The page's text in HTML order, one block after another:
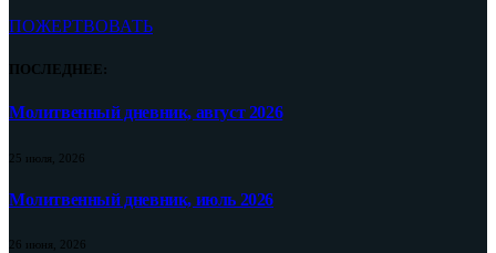
ПОЖЕРТВОВАТЬ
ПОСЛЕДНЕЕ:
Молитвенный дневник, август 2026
25 июля, 2026
Молитвенный дневник, июль 2026
26 июня, 2026